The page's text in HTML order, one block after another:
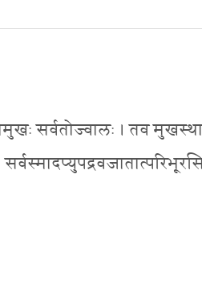
सर्वतोज्वालः । तव